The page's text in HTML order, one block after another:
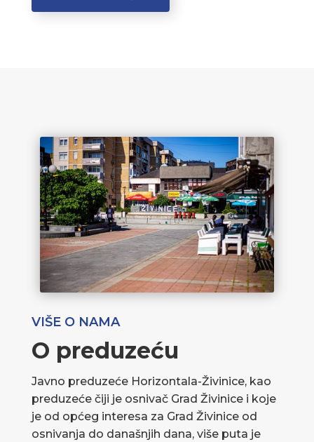
VIŠE O NAMA
O preduzeću
Javno preduzeće Horizontala-Živinice, kao
preduzeće čiji je osnivač Grad Živinice i koje
je od općeg interesa za Grad Živinice od
osnivanja do današnjih dana, više puta je